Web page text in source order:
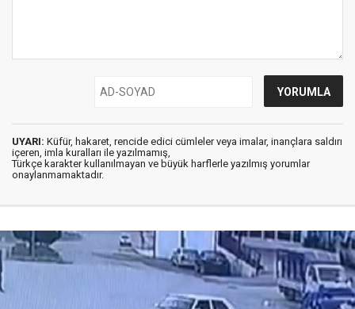
UYARI: Küfür, hakaret, rencide edici cümleler veya imalar, inançlara saldırı
içeren, imla kuralları ile yazılmamış,
Türkçe karakter kullanılmayan ve büyük harflerle yazılmış yorumlar
onaylanmamaktadır.